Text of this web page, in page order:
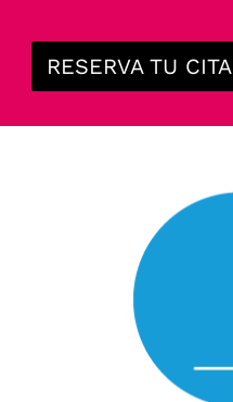
RESERVA TU CITA